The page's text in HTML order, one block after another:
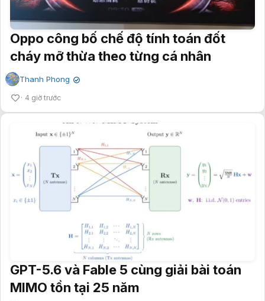
Oppo công bố chế độ tính toán đốt
cháy mỡ thừa theo từng cá nhân
Thanh Phong ✔
4 giờ trước
GPT-5.6 và Fable 5 cùng giải bài toán
MIMO tồn tại 25 năm